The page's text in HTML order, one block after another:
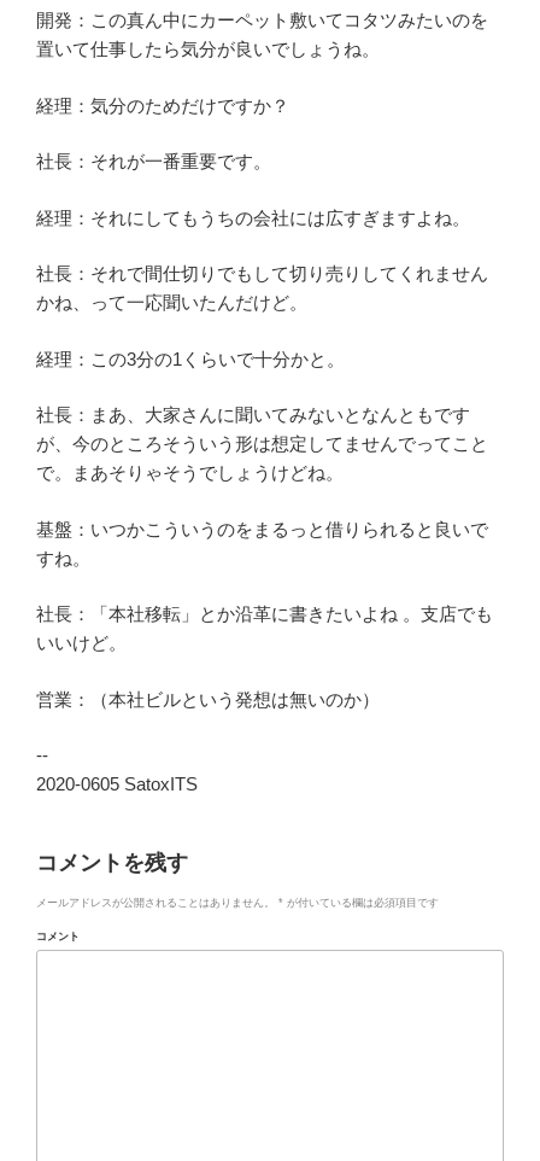
開発：この真ん中にカーペット敷いてコタツみたいのを
置いて仕事したら気分が良いでしょうね。
経理：気分のためだけですか？
社長：それが一番重要です。
経理：それにしてもうちの会社には広すぎますよね。
社長：それで間仕切りでもして切り売りしてくれません
かね、って一応聞いたんだけど。
経理：この3分の1くらいで十分かと。
社長：まあ、大家さんに聞いてみないとなんともです
が、今のところそういう形は想定してませんでってこと
で。まあそりゃそうでしょうけどね。
基盤：いつかこういうのをまるっと借りられると良いで
すね。
社長：「本社移転」とか沿革に書きたいよね 。支店でも
いいけど。
営業：（本社ビルという発想は無いのか）
--
2020-0605 SatoxITS
コメントを残す
メールアドレスが公開されることはありません。 * が付いている欄は必須項目です
コメント